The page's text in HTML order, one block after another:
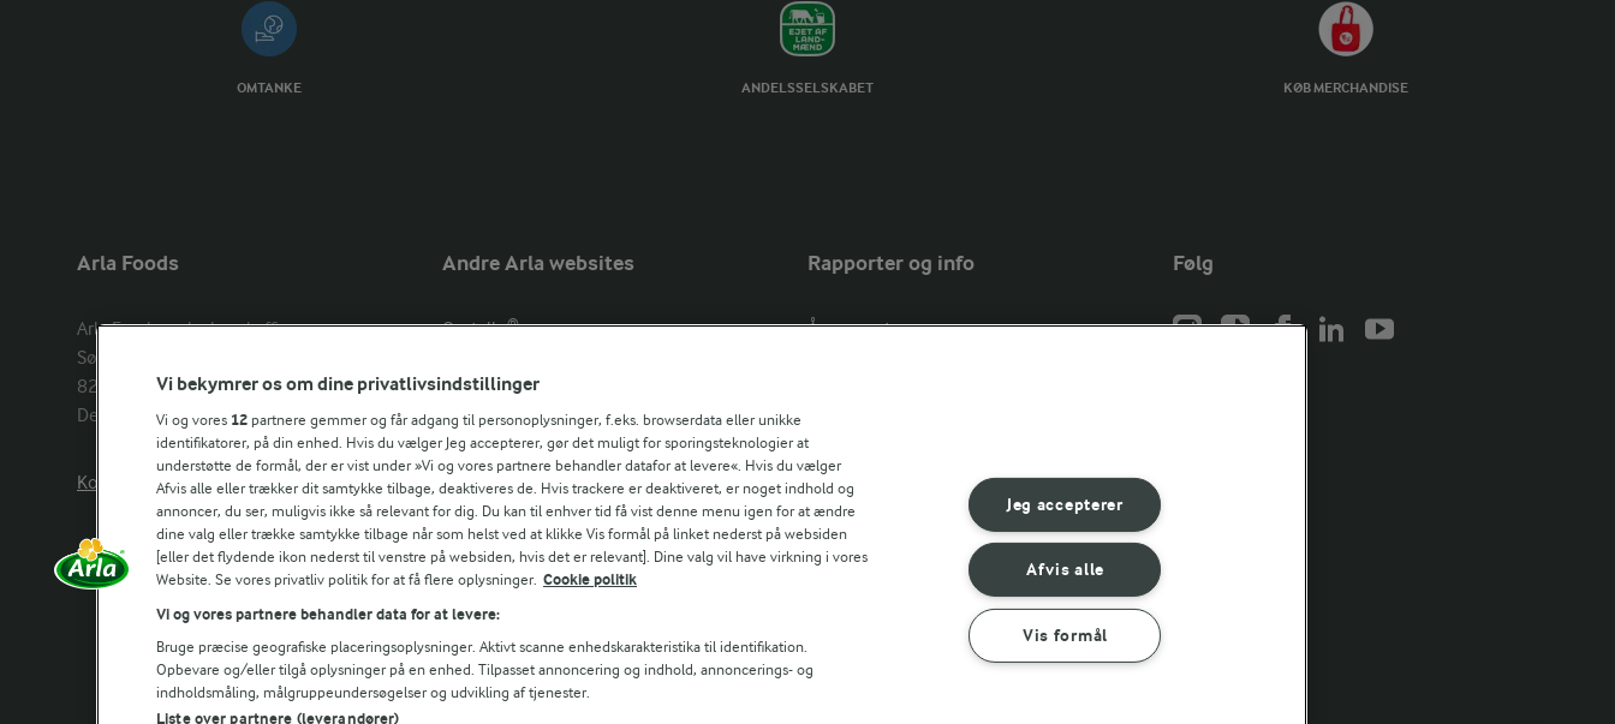
OMTANKE ANDELSSELSKABET KØB MERCHANDISE
Arla Foods
Arla Foods amba head office
Sønderhøj 14,
8260 Viby J
Denmark
Kontakt os her
Andre Arla websites
Castello®
Arla Unika
Arla shop
Arla in other countries
Rapporter og info
Årsrapport
Arla Foods
Fødevarestyrelsens smiley-rapporter for
Jörd
Fødevarestyrelsens smiley-rapporter for
Lurpak PB
Følg
Vi bekymrer os om dine privatlivsindstillinger
Vi og vores 12 partnere gemmer og får adgang til personoplysninger, f.eks. browserdata eller unikke
identifikatorer, på din enhed. Hvis du vælger Jeg accepterer, gør det muligt for sporingsteknologier at
understøtte de formål, der er vist under »Vi og vores partnere behandler datafor at levere«. Hvis du vælger
Afvis alle eller trækker dit samtykke tilbage, deaktiveres de. Hvis trackere er deaktiveret, er noget indhold og
annoncer, du ser, muligvis ikke så relevant for dig. Du kan til enhver tid få vist denne menu igen for at ændre
dine valg eller trække samtykke tilbage når som helst ved at klikke Vis formål på linket nederst på websiden
[eller det flydende ikon nederst til venstre på websiden, hvis det er relevant]. Dine valg vil have virkning i vores
Website. Se vores privatliv politik for at få flere oplysninger. Cookie politik
Vi og vores partnere behandler data for at levere:
Bruge præcise geografiske placeringsoplysninger. Aktivt scanne enhedskarakteristika til identifikation.
Opbevare og/eller tilgå oplysninger på en enhed. Tilpasset annoncering og indhold, annoncerings- og
indholdsmåling, målgruppeundersøgelser og udvikling af tjenester.
Liste over partnere (leverandører)
Jeg accepterer
Afvis alle
Vis formål